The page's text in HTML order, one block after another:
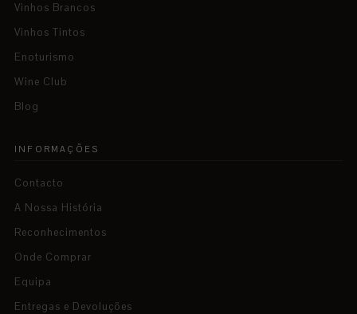
Vinhos Brancos
Vinhos Tintos
Enoturismo
Wine Club
Blog
INFORMAÇÕES
Contacto
A Nossa História
Reconhecimentos
Onde Comprar
Equipa
Entregas e Devoluções